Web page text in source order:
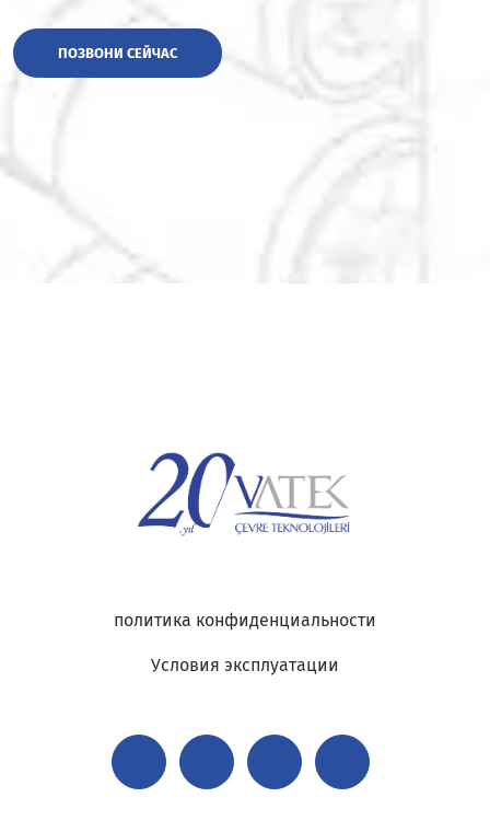
ПОЗВОНИ СЕЙЧАС
политика конфиденциальности
Условия эксплуатации